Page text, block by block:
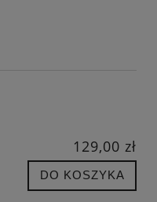
129,00 zł
DO KOSZYKA